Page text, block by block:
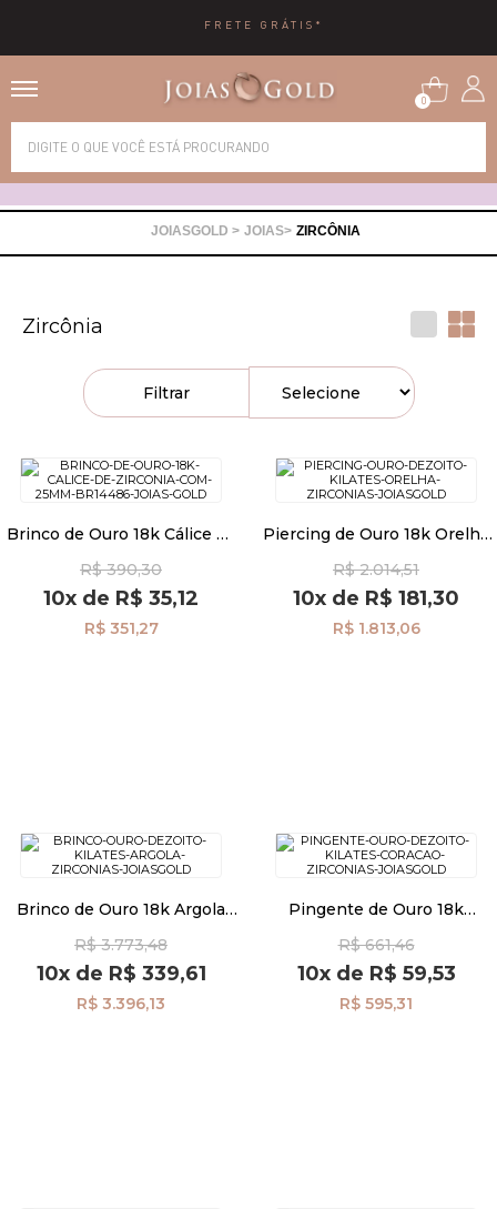
FRETE GRÁTIS*
0
JOIAS ZIRCÔNIA
Zircônia
Filtrar
Brinco de Ouro 18k Cálice de
R$ 390,30
10x de R$ 35,12
R$ 351,27
Piercing de Ouro 18k Orelha
R$ 2.014,51
10x de R$ 181,30
R$ 1.813,06
Brinco de Ouro 18k Argola
R$ 3.773,48
10xde R$ 339,61
R$ 3.396,13
Pingente de Ouro 18k
pi22810
R$ 661,46
10xde R$ 59,53
R$ 595,31
Alianças
Pingentes
Pulseiras
Piercing
OFERTAS